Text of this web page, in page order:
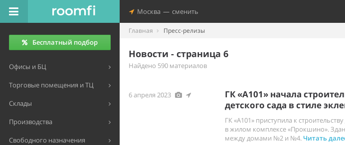
Москва — сменить
Бесплатный подбор
Офисы и БЦ
Торговые помещения и ТЦ
Склады
Производства
Свободного назначения
Главная Пресс-релизы
Новости - страница 6
Найдено 590 материалов
6 апреля 2023
ГК «А101» начала
детского сада в стиле
ГК «А101» приступила к
в жилом комплексе «Прокшино».
между домами №2 и №4.Читать